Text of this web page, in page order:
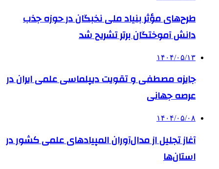
طرح‌های مؤثر بنیاد ملی نخبگان در حوزه جذب
دانش آموختگان برتر تشریح شد
۱۴۰۴/۰۵/۱۳
جایزه مصطفی و تقویت دیپلماسی علمی ایران در
عرصه جهانی
۱۴۰۴/۰۵/۰۸
آغاز تجلیل از مدال‌آوران المپیادهای علمی کشور در
استان‌ها